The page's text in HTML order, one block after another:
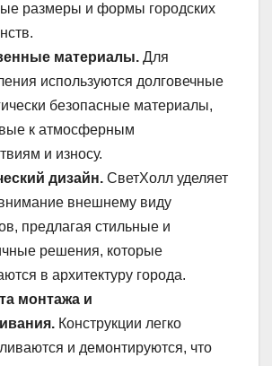
размеры и формы городских
материалы. Для
используются долговечные
безопасные материалы,
к атмосферным
и износу.
дизайн. СветХолл уделяет
внешнему виду
предлагая стильные и
решения, которые
в архитектуру города.
монтажа и
Конструкции легко
и демонтируются, что